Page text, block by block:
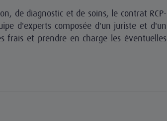
de diagnostic et de soins, le contrat RCP-
d'experts composée d'un juriste et d'un
frais et prendre en charge les éventuelles